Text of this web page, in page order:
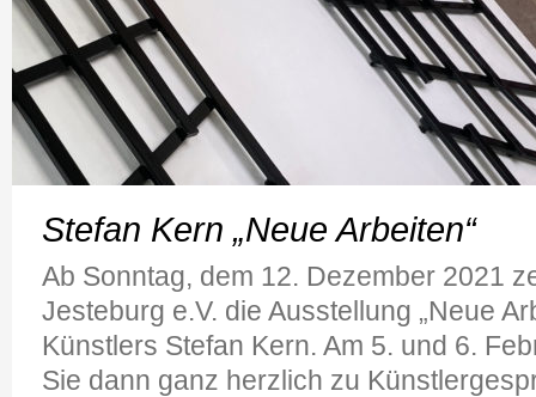
Stefan Kern „Neue Arbeiten“
Ab Sonntag, dem 12. Dezember 2021
Jesteburg e.V. die Ausstellung „Neue
Künstlers Stefan Kern. Am 5. und 6.
Sie dann ganz herzlich zu